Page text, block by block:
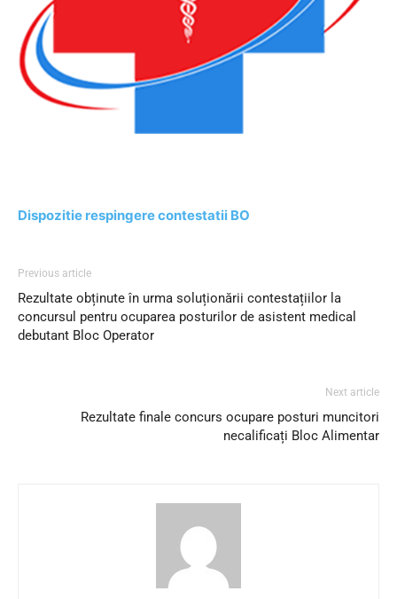
Dispozitie respingere contestatii BO
Previous article
Rezultate obținute în urma soluționării contestațiilor la
concursul pentru ocuparea posturilor de asistent medical
debutant Bloc Operator
Next article
Rezultate finale concurs ocupare posturi muncitori
necalificați Bloc Alimentar